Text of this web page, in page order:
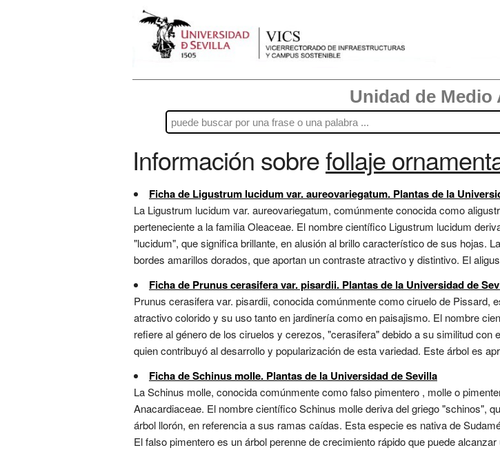
Unidad de Medio
Información sobrefollaje
Ficha de Ligustrum lucidum var. aureovariegatum. Plantas de la
La Ligustrum lucidum var. aureovariegatum, comúnmente conocida como
perteneciente a la familia Oleaceae. El nombre científico Ligustrum lucidum
"lucidum", que significa brillante, en alusión al brillo característico de sus hojas.
bordes amarillos dorados, que aportan un contraste atractivo y distintivo. El
Ficha de Prunus cerasifera var. pisardii. Plantas de la Universidad de
Prunus cerasifera var. pisardii, conocida comúnmente como ciruelo de Pissard,
atractivo colorido y su uso tanto en jardinería como en paisajismo. El nombre
refiere al género de los ciruelos y cerezos, "cerasifera" debido a su similitud
quien contribuyó al desarrollo y popularización de esta variedad. Este árbol es
Ficha de Schinus molle. Plantas de la Universidad de Sevilla
La Schinus molle, conocida comúnmente como falso pimentero , molle o
Anacardiaceae. El nombre científico Schinus molle deriva del griego "schinos",
árbol llorón, en referencia a sus ramas caídas. Esta especie es nativa de
El falso pimentero es un árbol perenne de crecimiento rápido que puede